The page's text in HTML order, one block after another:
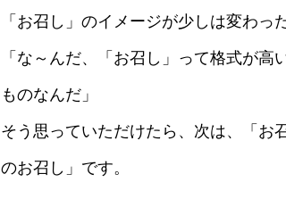
「お召し」のイメージが少しは変わっ
「な～んだ、「お召し」って格式が
ものなんだ」
そう思っていただけたら、次は、「
のお召し」です。